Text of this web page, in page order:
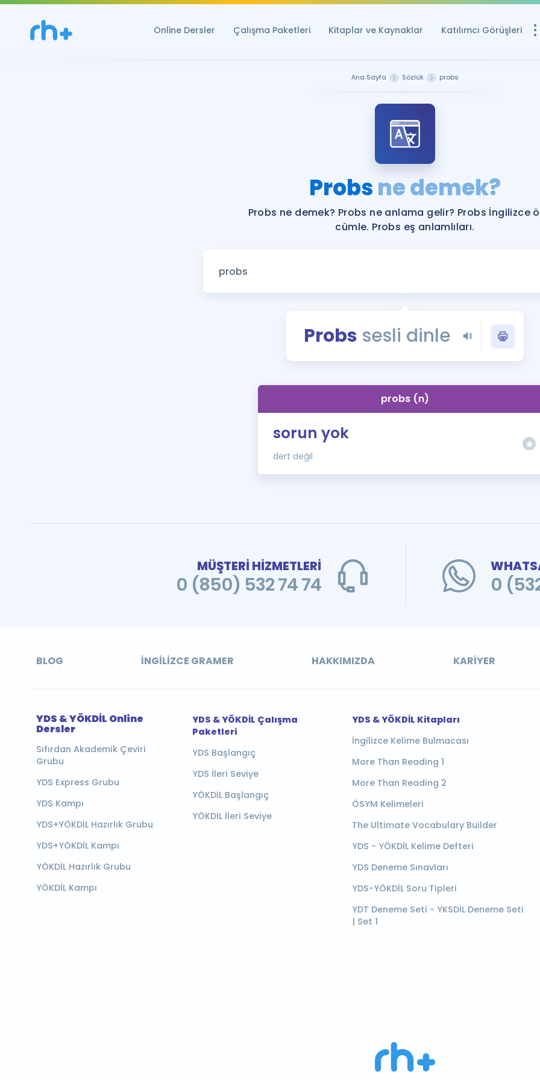
Online Dersler Çalışma Paketleri Kitaplar ve Kaynaklar Katılımcı Görüşleri
YDS ve YÖKDİL
Rehberlik Aracı
YDS ve YÖKDİL'e
Tüm ÖSYM
YDS - YÖKDİL
İngilizce Gramer
Ana Sayfa Sözlük probs
Probsne demek?
Probs ne demek? Probs ne anlama gelir? Probs İngilizce
cümle. Probs eş anlamlıları.
Probs sesli dinle
probs (n)
sorun yok
dert değil
MÜŞTERİ HİZMETLERİ
0 (850) 532 74 74 0
BLOG İNGILIZCE GRAMER HAKKIMIZDA KARIYER
YDS & YÖKDİL Online
Dersler
Sıfırdan Akademik Çeviri
Grubu
YDS Express Grubu
YDS Kampı
YDS+YÖKDİL Hazırlık Grubu
YDS+YÖKDİL Kampı
YÖKDİL Hazırlık Grubu
YÖKDİL Kampı
YDS & YÖKDİL Çalışma
Paketleri
YDS Başlangıç
YDS İleri Seviye
YÖKDİL Başlangıç
YÖKDİL İleri Seviye
YDS & YÖKDİL Kitapları
İngilizce Kelime Bulmacası
More Than Reading 1
More Than Reading 2
ÖSYM Kelimeleri
The Ultimate Vocabulary Builder
YDS - YÖKDİL Kelime Defteri
YDS Deneme Sınavları
YDS-YÖKDİL Soru Tipleri
YDT Deneme Seti - YKSDİL Deneme Seti
| Set 1